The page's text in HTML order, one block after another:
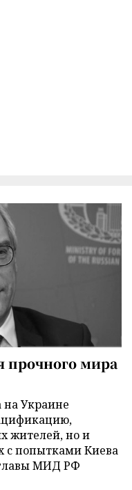
прочного мира
на Украине
жителей, но и
с попытками Киева
МИД РФ